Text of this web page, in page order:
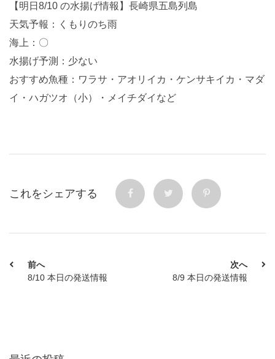
【明日8/10 の水揚げ情報】長崎県五島列島
天気予報：くもりのち雨
海上：〇
水揚げ予測：少ない
おすすめ魚種：ワラサ・アオリイカ・ケンサキイカ・マダ
イ・ハガツオ（小）・メイチダイなど
これをシェアする
前へ
8/10 本日の発送情報
次へ
8/9 本日の発送情報